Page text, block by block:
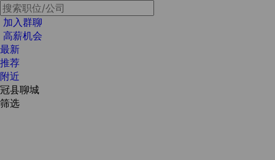
加入群聊
高薪机会
最新
推荐
附近
冠县聊城
筛选